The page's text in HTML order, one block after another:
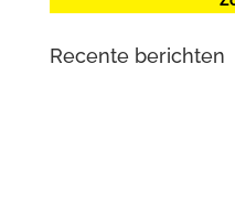
Recente berichten